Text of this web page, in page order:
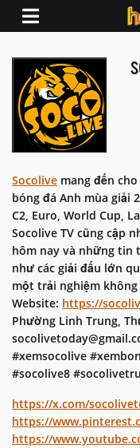
Socolive mang đến
bóng đá Anh mùa giải
C2, Euro, World Cup,
Socolive TV cũng cập
hôm nay và những tin
như các giải đấu lớn
một trải nghiệm
Website: https://
Phường Linh Trung,
#xemsocolive
#socolive8
https://x.com/
https://
https://